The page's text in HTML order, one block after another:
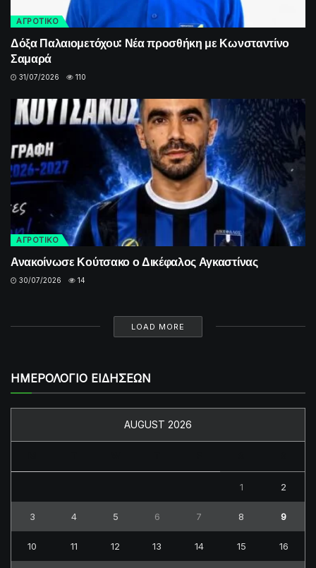
ΑΓΡΟΤΙΚΟ
Δόξα Παλαιομετόχου: Νέα προσθήκη με Κωνσταντίνο
Σαμαρά
31/07/2026 110
ΑΓΡΟΤΙΚΟ
Ανακοίνωσε Κούτσακο ο Δικέφαλος Αγκαστίνας
30/07/2026 14
LOAD MORE
ΗΜΕΡΟΛΟΓΙΟ ΕΙΔΗΣΕΩΝ
AUGUST 2026
1 2
3 4 5 6 7 8 9
10 11 12 13 14 15 16